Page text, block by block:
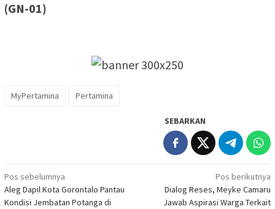
(GN-01)
MyPertamina Pertamina
SEBARKAN
Navigasi
pos
Pos sebelumnya
Aleg Dapil Kota Gorontalo Pantau
Kondisi Jembatan Potanga di
Pos berikutnya
Dialog Reses, Meyke Camaru
Jawab Aspirasi Warga Terkait